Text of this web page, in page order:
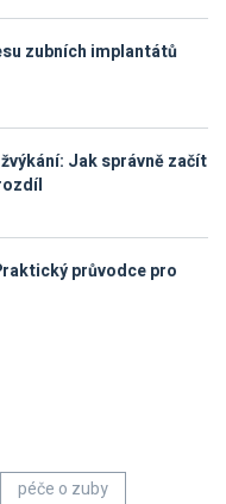
zubních implantátů
Jak správně začít
průvodce pro
péče o zuby